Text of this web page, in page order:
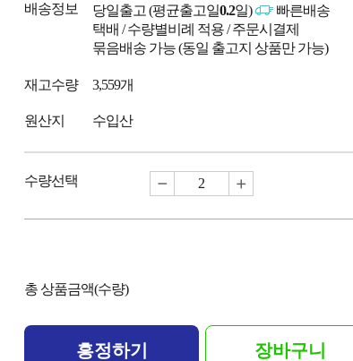
배송정보 당일출고 (평균출고일0.2일)
빠른배송
택배 / 수량별비례 적용 / 주문시결제
묶음배송 가능 (동일 출고지 상품만 가능)
재고수량 3,559개
원산지 수입산
수량선택
총 상품금액(수량)
흥정하기 장바구니